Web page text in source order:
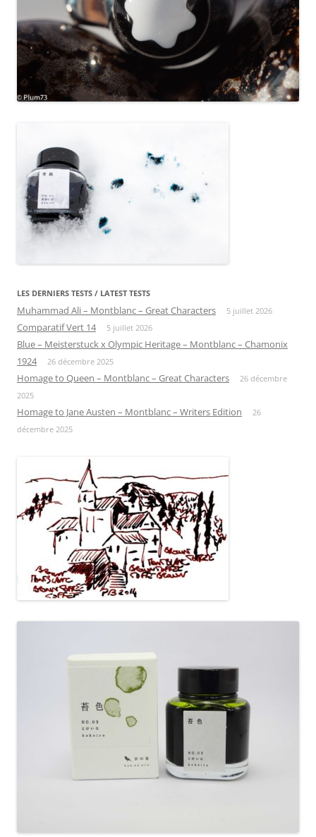
LES DERNIERS TESTS / LATEST TESTS
Muhammad Ali – Montblanc – Great Characters 5 juillet 2026
Comparatif Vert 14 5 juillet 2026
Blue – Meisterstuck x Olympic Heritage – Montblanc – Chamonix
1924
26 décembre 2025
Homage to Queen – Montblanc – Great Characters
26 décembre
2025
Homage to Jane Austen – Montblanc – Writers Edition
26
décembre 2025